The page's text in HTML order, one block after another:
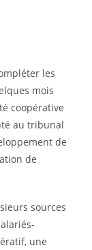
les
mois
coopérative
au tribunal
de
de
sources
une